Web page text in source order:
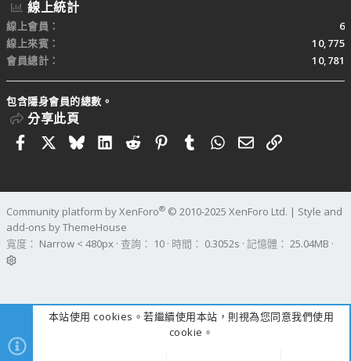
線上統計
線上會員
6
線上來賓
10,775
會員總計
10,781
包含隱身會員的總數。
分享此頁
FacebookBlueskyLinkedIn
RedditPinterestTumblrWhatsApp
電子郵件
連結
Community platform by XenForo® © 2010-2025 XenForo Ltd. | Style and
add-ons by ThemeHouse
寬度
查詢 10 時間 0.3052s 記憶體 25.04MB
本站使用 cookies。若繼續使用本站，則視為您同意我們使用
cookie。